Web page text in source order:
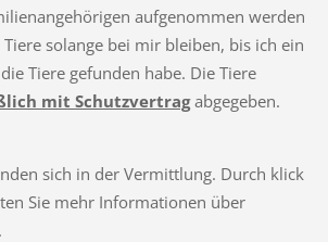
aufgenommen werden
solange bei mir bleiben, bis ich ein
Tiere gefunden habe. Die Tiere
mit Schutzvertragabgegeben.
sich in der Vermittlung. Durch klick
Sie mehr Informationen über